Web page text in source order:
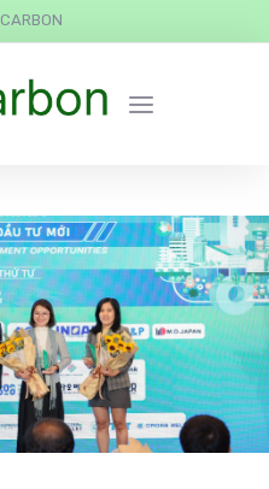
& Business
“Đơn Vị Tiên
Triển